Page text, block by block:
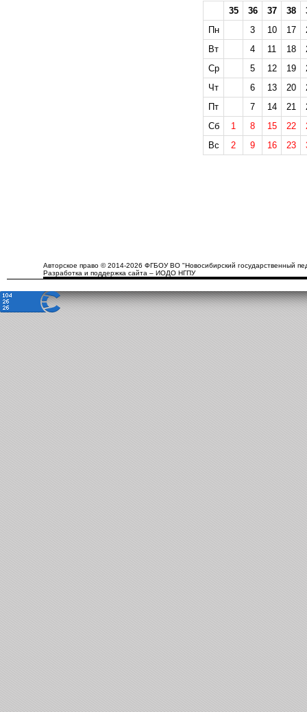
35 36 37 38
Пн
3 10 17
Вт
4 11 18
Ср
5 12 19
Чт
6 13 20
Пт
7 14 21
Сб
1 8 15 22
Вс
2 9 16 23
Авторское право © 2014-2026 ФГБОУ ВО "Новосибирский государственный
Разработка и поддержка сайта – ИОДО НГПУ